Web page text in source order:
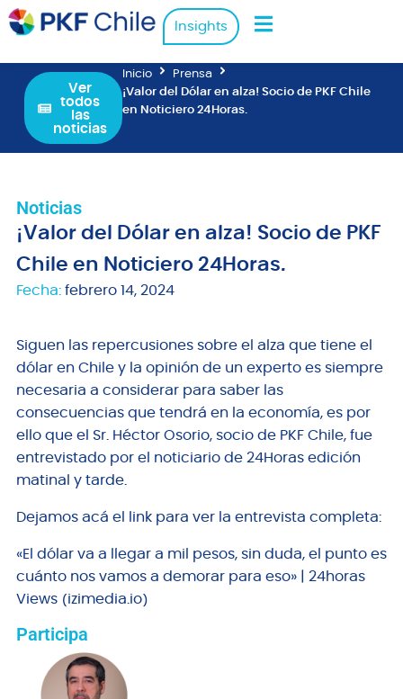
Insights
Ver
todos
las
noticias
Inicio
Prensa
¡Valor del Dólar en alza! Socio de PKF Chile
en Noticiero 24Horas.
Noticias
¡Valor del Dólar en alza! Socio de PKF
Chile en Noticiero 24Horas.
Fecha: febrero 14, 2024
Siguen las repercusiones sobre el alza que tiene el
dólar en Chile y la opinión de un experto es siempre
necesaria a considerar para saber las
consecuencias que tendrá en la economía, es por
ello que el Sr. Héctor Osorio, socio de PKF Chile, fue
entrevistado por el noticiario de 24Horas edición
matinal y tarde.
Dejamos acá el link para ver la entrevista completa:
«El dólar va a llegar a mil pesos, sin duda, el punto es
cuánto nos vamos a demorar para eso» | 24horas
Views (izimedia.io)
Participa